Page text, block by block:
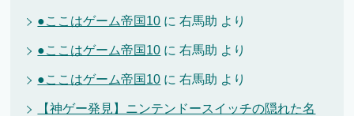
●ここはゲーム帝国10 に右馬助 より
●ここはゲーム帝国10 に右馬助 より
●ここはゲーム帝国10 に右馬助 より
【神ゲー発見】ニンテンドースイッチの隠れた名